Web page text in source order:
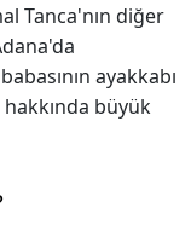
Tanca'nın diğer
ayakkabı
büyük